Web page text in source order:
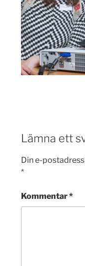
Lämna ett
Din e-
*
Kommentar*